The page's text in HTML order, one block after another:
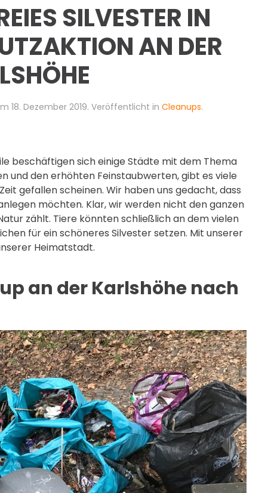
SILVESTER IN
AN DER
18. Dezember 2019. Veröffentlicht inCleanups.
beschäftigen sich einige Städte mit dem Thema
und den erhöhten Feinstaubwerten, gibt es viele
gefallen scheinen. Wir haben uns gedacht, dass
möchten. Klar, wir werden nicht den ganzen
zählt. Tiere könnten schließlich an dem vielen
für ein schöneres Silvester setzen. Mit unserer
Heimatstadt.
an der Karlshöhe nach